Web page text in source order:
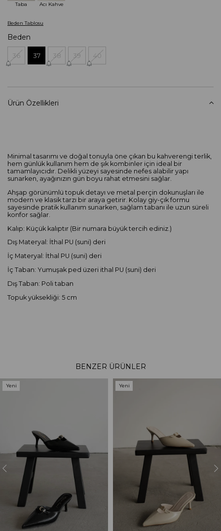
Taba Acı Kahve
Beden Tablosu
Beden
36 37 38 39 40
Ürün Özellikleri
Minimal tasarımı ve doğal tonuyla öne çıkan bu kahverengi terlik,
hem günlük kullanım hem de şık kombinler için ideal bir
tamamlayıcıdır. Delikli yüzeyi sayesinde nefes alabilir yapı
sunarken, ayağınızın gün boyu rahat etmesini sağlar.
Ahşap görünümlü topuk detayı ve metal perçin dokunuşları ile
modern ve klasik tarzı bir araya getirir. Kolay giy-çık formu
sayesinde pratik kullanım sunarken, sağlam tabanı ile uzun süreli
konfor sağlar.
Kalıp: Küçük kalıptır (Bir numara büyük tercih ediniz.)
Dış Materyal: İthal PU (suni) deri
İç Materyal: İthal PU (suni) deri
İç Taban: Yumuşak ped üzeri ithal PU (suni) deri
Dış Taban: Poli taban
Topuk yüksekliği: 5 cm
BENZER ÜRÜNLER
Yeni
Yeni